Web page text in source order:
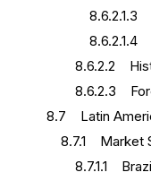
8.6.2.1.3
8.6.2.1.4
8.6.2.2
8.6.2.3
8.7 Latin
8.7.1 Market
8.7.1.1